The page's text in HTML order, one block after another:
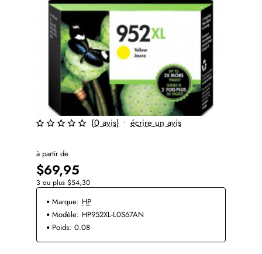
(0 avis) • écrire un avis
à partir de
$69,95
3 ou plus $54,30
Marque: HP
Modèle: HP952XL-L0S67AN
Poids: 0.08